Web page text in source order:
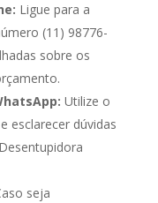
Ligue para a
(11) 98776-
sobre os
Utilize o
esclarecer dúvidas
seja